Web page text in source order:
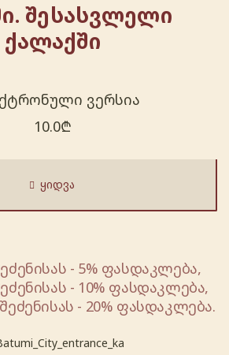
შესასვლელი
ქალაქში
ვერსია
10.0₾
ᲧᲘᲓᲕᲐ
- 5% ფასდაკლება,
- 10% ფასდაკლება,
- 20% ფასდაკლება.